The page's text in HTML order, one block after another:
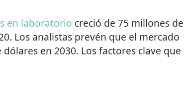
en laboratorio creció de 75 millones de
Los analistas prevén que el mercado
en 2030. Los factores clave que